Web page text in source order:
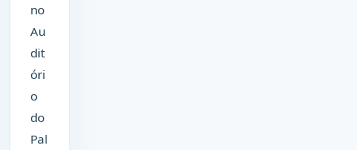
no
Au
dit
óri
o
do
Pal